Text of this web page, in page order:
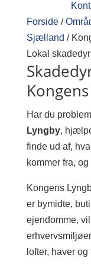
Forside /
Sjælland /
Lokal
Har du
Lyngby,
finde ud af,
kommer fra,
Kongens
er bymidte,
ejendomme,
lofter, haver